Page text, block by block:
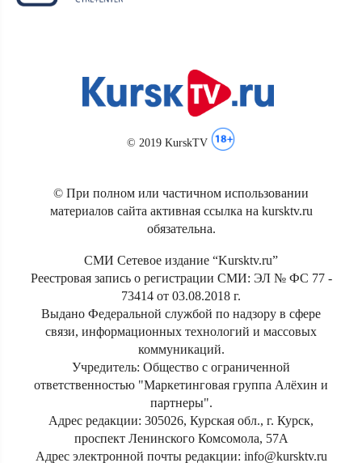
© 2019 KurskTV
© При полном или частичном использовании
материалов сайта активная ссылка на kursktv.ru
обязательна.
СМИ Сетевое издание “Kursktv.ru”
Реестровая запись о регистрации СМИ: ЭЛ № ФС 77 -
73414 от 03.08.2018 г.
Выдано Федеральной службой по надзору в сфере
связи, информационных технологий и массовых
коммуникаций.
Учредитель: Общество с ограниченной
ответственностью "Маркетинговая группа Алёхин и
партнеры".
Адрес редакции: 305026, Курская обл., г. Курск,
проспект Ленинского Комсомола, 57А
Адрес электронной почты редакции: info@kursktv.ru